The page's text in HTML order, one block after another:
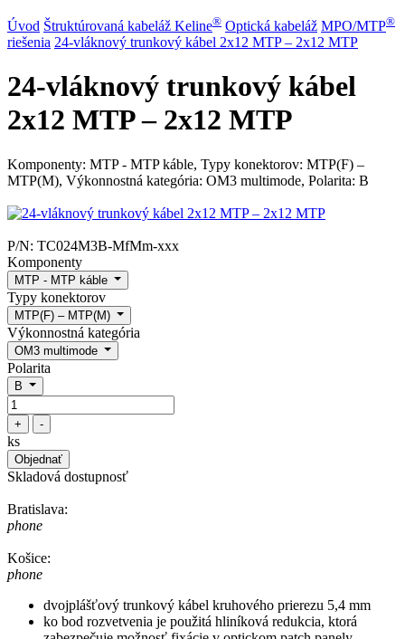
Úvod Štruktúrovaná kabeláž Keline® Optická kabeláž MPO/MTP®
riešenia 24-vláknový trunkový kábel 2x12 MTP – 2x12 MTP
24-vláknový trunkový kábel
2x12 MTP – 2x12 MTP
Komponenty: MTP - MTP káble, Typy konektorov: MTP(F) –
MTP(M), Výkonnostná kategória: OM3 multimode, Polarita: B
P/N: TC024M3B-MfMm-xxx
Komponenty
MTP - MTP káble
Typy konektorov
MTP(F) – MTP(M)
Výkonnostná kategória
OM3 multimode
Polarita
B
+ -
ks
Objednať
Skladová dostupnosť
Bratislava:
phone
Košice:
phone
dvojplášťový trunkový kábel kruhového prierezu 5,4 mm
ko bod rozvetvenia je použitá hliníková redukcia, ktorá